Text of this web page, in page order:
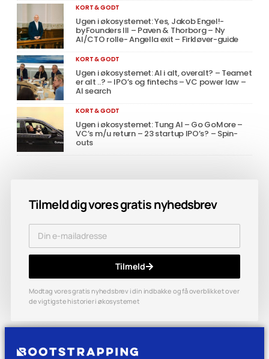
KORT & GODT
Ugen i økosystemet: Yes, Jakob Engel!-
byFounders III – Paven & Thorborg – Ny
AI/CTO rolle- Angella exit – Firkløver-guide
KORT & GODT
Ugen i økosystemet: AI i alt, overalt? – Teamet
er alt ..? – IPO’s og fintechs – VC power law –
AI search
KORT & GODT
Ugen i økosystemet: Tung AI – Go GoMore –
VC’s m/u return – 23 startup IPO’s? – Spin-
outs
Tilmeld dig vores gratis nyhedsbrev
Tilmeld
Modtag vores gratis nyhedsbrev i din indbakke og få overblikket over
de vigtigste historier i økosystemet